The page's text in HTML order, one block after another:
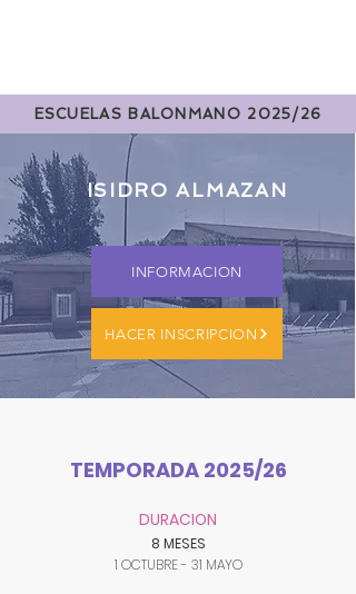
ESCUELAS BALONMANO 2025/26
ISIDRO ALMAZAN
INFORMACION
HACER INSCRIPCION
TEMPORADA 2025/26
DURACION
8 MESES
1 OCTUBRE - 31 MAYO